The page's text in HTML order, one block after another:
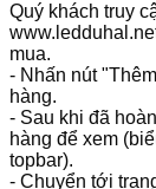
Quý khách truy
mua.
- Nhấn nút
hàng.
- Sau khi đã
hàng để xem
topbar).
- Chuyển tới